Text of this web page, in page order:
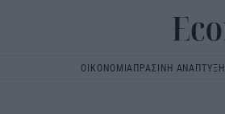
ΟΙΚΟΝΟΜΙΑΠΡΑΣΙΝΗ ΑΝΑΠΤΥΞΗ